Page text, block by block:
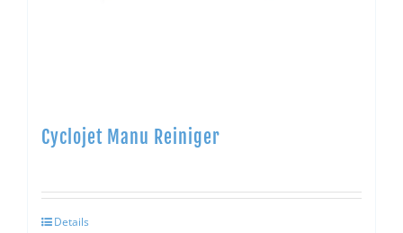
Cyclojet Manu Reiniger
Details